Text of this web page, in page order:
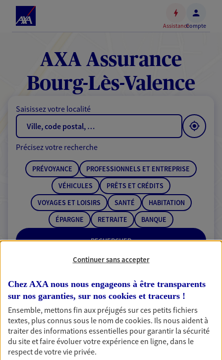
Accéder
contenu
principal
Accéder
au
de
AssistanceCompte
AXA Assurance
Bourg-Lès-Valence
Saisissez votre localité
RECHERCHER
Précisez votre recherche
PRÉVOYANCE
PROFESSIONNELS ET ENTREPRISE
VÉHICULES
PRÊTS ET CRÉDITS
VOYAGES ET LOISIRS
SANTÉ
HABITATION
ÉPARGNE
RETRAITE BANQUE
2 résultats correspondent à votre
recherche
Passer les
résultats
Liste Carte
Continuer sans accepter
Chez AXA nous nous engageons à être transparents
sur nos garanties, sur nos cookies et traceurs !
Ensemble, mettons fin aux préjugés sur ces petits fichiers
textes, plus connus sous le nom decookies. Ils nous aident à
traiter des informations essentielles pour garantir la sécurité
du site et faire évoluer votre expérience en ligne, dans le
respect de votre vie privée.